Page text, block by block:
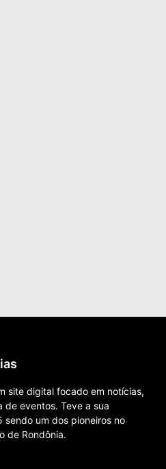
site digital focado em notícias,
eventos. Teve a sua
um dos pioneiros no
de Rondônia.